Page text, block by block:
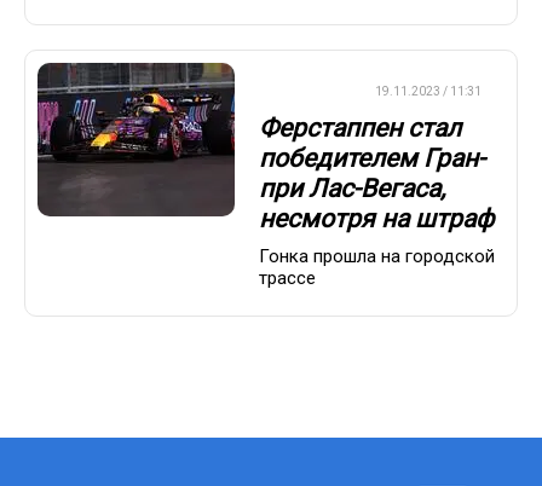
19.11.2023 / 11:31
Ферстаппен стал
победителем Гран-
при Лас-Вегаса,
несмотря на штраф
Гонка прошла на городской
трассе